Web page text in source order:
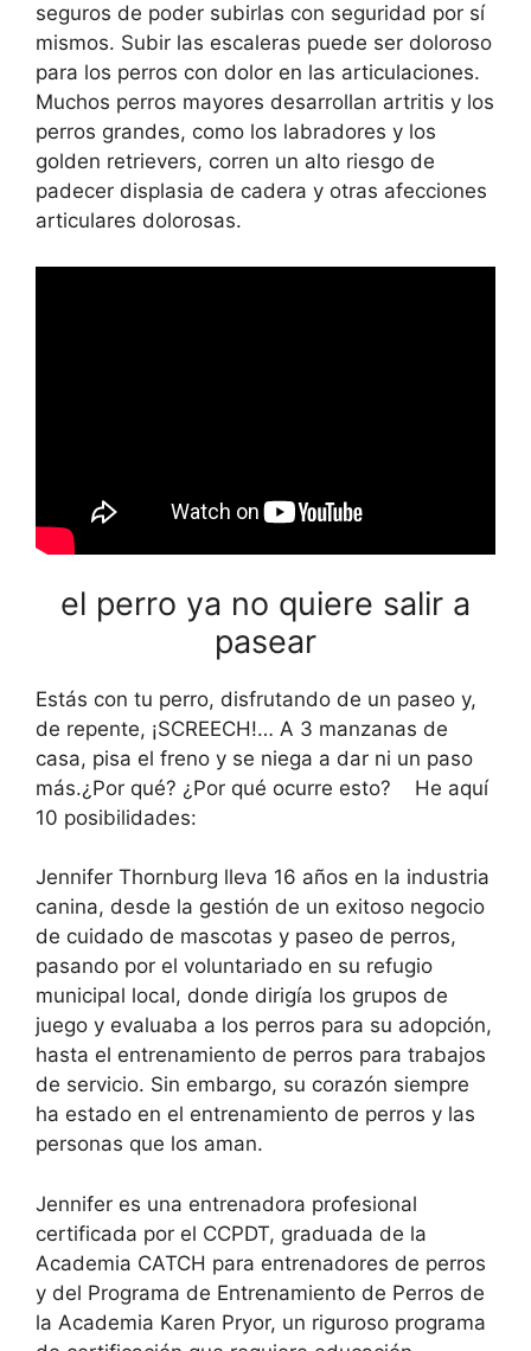
seguros de poder subirlas con seguridad por sí
mismos. Subir las escaleras puede ser doloroso
para los perros con dolor en las articulaciones.
Muchos perros mayores desarrollan artritis y los
perros grandes, como los labradores y los
golden retrievers, corren un alto riesgo de
padecer displasia de cadera y otras afecciones
articulares dolorosas.
el perro ya no quiere salir a
pasear
Estás con tu perro, disfrutando de un paseo y,
de repente, ¡SCREECH!… A 3 manzanas de
casa, pisa el freno y se niega a dar ni un paso
más.¿Por qué? ¿Por qué ocurre esto? He aquí
10 posibilidades:
Jennifer Thornburg lleva 16 años en la industria
canina, desde la gestión de un exitoso negocio
de cuidado de mascotas y paseo de perros,
pasando por el voluntariado en su refugio
municipal local, donde dirigía los grupos de
juego y evaluaba a los perros para su adopción,
hasta el entrenamiento de perros para trabajos
de servicio. Sin embargo, su corazón siempre
ha estado en el entrenamiento de perros y las
personas que los aman.
Jennifer es una entrenadora profesional
certificada por el CCPDT, graduada de la
Academia CATCH para entrenadores de perros
y del Programa de Entrenamiento de Perros de
la Academia Karen Pryor, un riguroso programa